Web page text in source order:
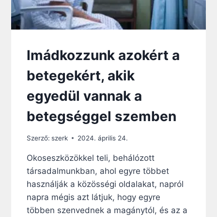
J
A
I
K
L
–
O
Y
N
E
Y
S
Imádkozzunk azokért a
betegekért, akik
egyedül vannak a
betegséggel szemben
Szerző: szerk 2024. április 24.
Okoseszközökkel teli, behálózott
társadalmunkban, ahol egyre többet
használják a közösségi oldalakat, napról
napra mégis azt látjuk, hogy egyre
többen szenvednek a magánytól, és az a